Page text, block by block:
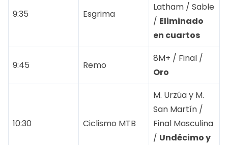
9:35 Esgrima
Latham / Sable
/ Eliminado
en cuartos
9:45 Remo
8M+ / Final /
Oro
10:30 Ciclismo MTB
M. Urzúa y M.
San Martín /
Final Masculina
/ Undécimo y